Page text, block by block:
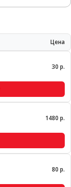
Цена
30 р.
1480 р.
80 р.